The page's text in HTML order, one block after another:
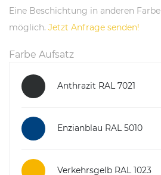
Eine Beschichtung in anderen
möglich. Jetzt Anfrage senden!
Farbe Aufsatz
Anthrazit RAL 7021
Enzianblau RAL 5010
Verkehrsgelb RAL 1023